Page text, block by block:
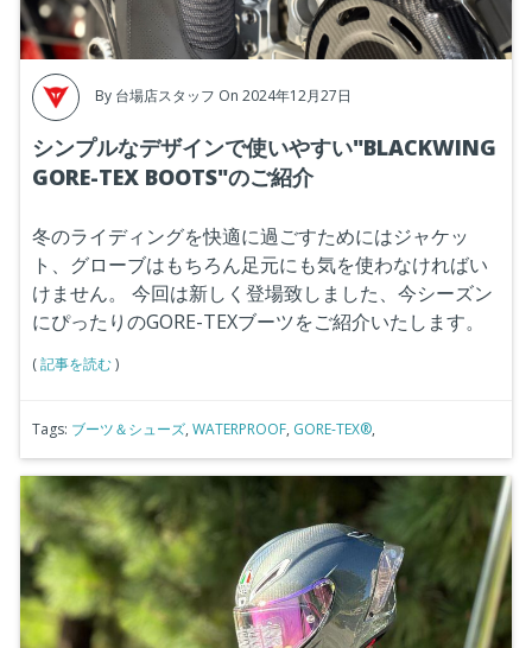
By 台場店スタッフ On 2024年12月27日
シンプルなデザインで使いやすい"BLACKWING
GORE-TEX BOOTS"のご紹介
冬のライディングを快適に過ごすためにはジャケッ
ト、グローブはもちろん足元にも気を使わなければい
けません。
今回は新しく登場致しました、今シーズン
にぴったりのGORE-TEXブーツをご紹介いたします。
(記事を読む)
Tags: ブーツ＆シューズ, WATERPROOF, GORE-TEX®,